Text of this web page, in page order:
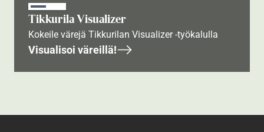
Tikkurila Visualizer
Kokeile värejä Tikkurilan Visualizer -työkalulla
Visualisoi väreillä!